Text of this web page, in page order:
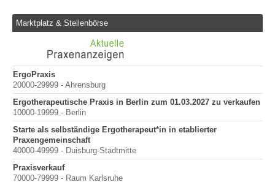
Marktplatz & Stellenbörse
ErgoPraxis
20000-29999 - Ahrensburg
Ergotherapeutische Praxis in Berlin zum 01.03.2027 zu verkaufen
10000-19999 - Berlin
Starte als selbständige Ergotherapeut*in in etablierter
Praxengemeinschaft
40000-49999 - Duisburg-Stadtmitte
Praxisverkauf
70000-79999 - Raum Karlsruhe